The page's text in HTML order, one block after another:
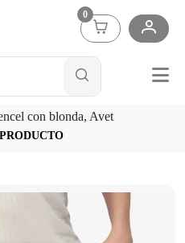
0
con blonda, Avet
PRODUCTO